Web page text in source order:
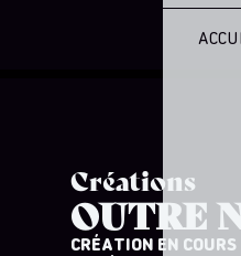
Créations
OUTRE
CRÉATION EN